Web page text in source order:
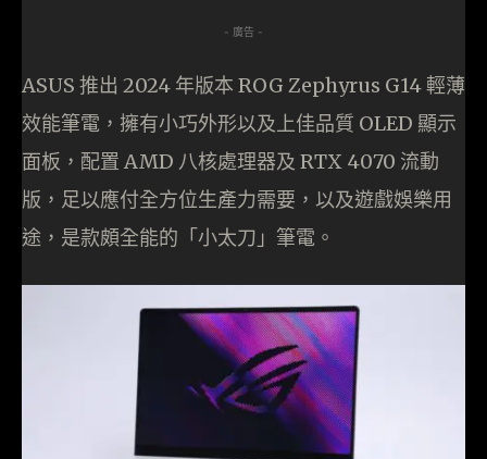
- 廣告 -
ASUS 推出 2024 年版本 ROG Zephyrus G14 輕薄
效能筆電，擁有小巧外形以及上佳品質 OLED 顯示
面板，配置 AMD 八核處理器及 RTX 4070 流動
版，足以應付全方位生產力需要，以及遊戲娛樂用
途，是款頗全能的「小太刀」筆電。